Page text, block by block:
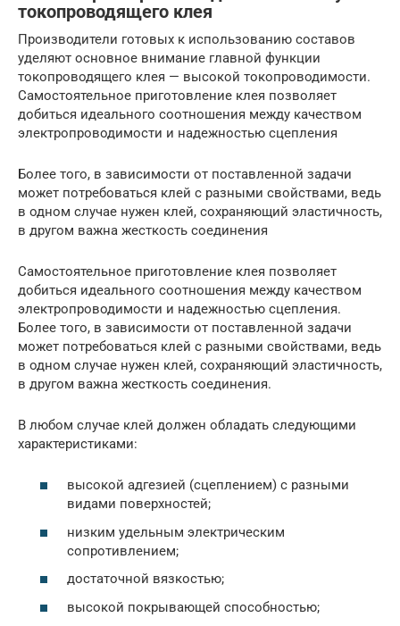
токопроводящего клея
Производители готовых к использованию составов
уделяют основное внимание главной функции
токопроводящего клея — высокой токопроводимости.
Самостоятельное приготовление клея позволяет
добиться идеального соотношения между качеством
электропроводимости и надежностью сцепления
Более того, в зависимости от поставленной задачи
может потребоваться клей с разными свойствами, ведь
в одном случае нужен клей, сохраняющий эластичность,
в другом важна жесткость соединения
Самостоятельное приготовление клея позволяет
добиться идеального соотношения между качеством
электропроводимости и надежностью сцепления.
Более того, в зависимости от поставленной задачи
может потребоваться клей с разными свойствами, ведь
в одном случае нужен клей, сохраняющий эластичность,
в другом важна жесткость соединения.
В любом случае клей должен обладать следующими
характеристиками:
высокой адгезией (сцеплением) с разными
видами поверхностей;
низким удельным электрическим
сопротивлением;
достаточной вязкостью;
высокой покрывающей способностью;